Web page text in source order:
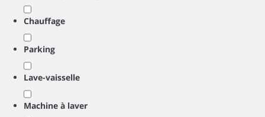
Chauffage
Parking
Lave-vaisselle
Machine à laver